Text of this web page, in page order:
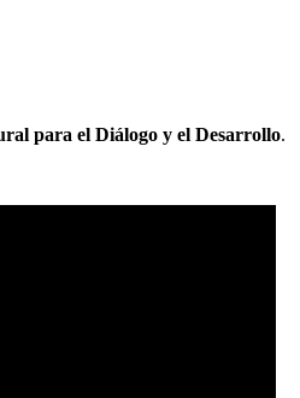
para el Diálogo y el Desarrollo.